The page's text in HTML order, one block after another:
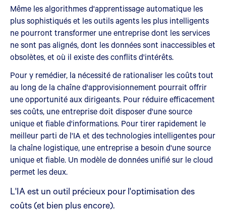
Même les algorithmes d'apprentissage automatique les
plus sophistiqués et les outils agents les plus intelligents
ne pourront transformer une entreprise dont les services
ne sont pas alignés, dont les données sont inaccessibles et
obsolètes, et où il existe des conflits d'intérêts.
Pour y remédier, la nécessité de rationaliser les coûts tout
au long de la chaîne d'approvisionnement pourrait offrir
une opportunité aux dirigeants. Pour réduire efficacement
ses coûts, une entreprise doit disposer d'une source
unique et fiable d'informations. Pour tirer rapidement le
meilleur parti de l'IA et des technologies intelligentes pour
la chaîne logistique, une entreprise a besoin d'une source
unique et fiable. Un modèle de données unifié sur le cloud
permet les deux.
L'IA est un outil précieux pour l'optimisation des
coûts (et bien plus encore).